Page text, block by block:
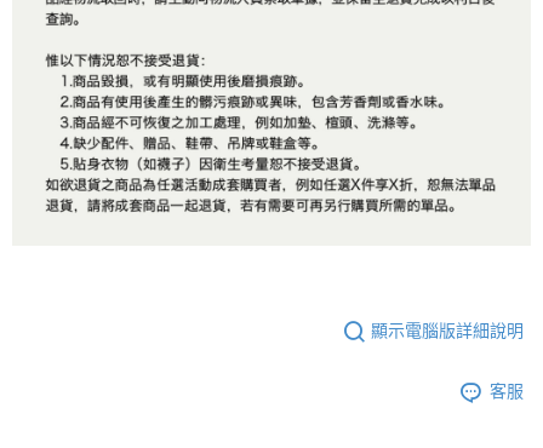
顯示電腦版詳細說明
客服